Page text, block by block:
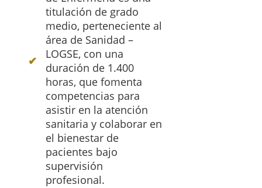
titulación de grado
medio, perteneciente al
área de Sanidad –
LOGSE, con una
duración de 1.400
horas, que fomenta
competencias para
asistir en la atención
sanitaria y colaborar en
el bienestar de
pacientes bajo
supervisión
profesional.